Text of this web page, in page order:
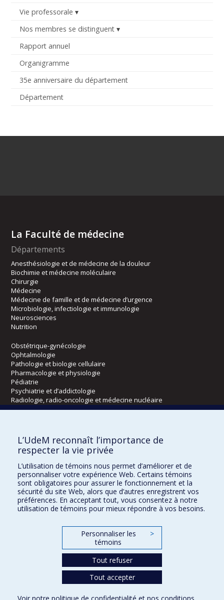
Vie professorale
Nos membres se distinguent
Rapport annuel
Organigramme
35e anniversaire du département
Département
La Faculté de médecine
Départements
Anesthésiologie et de médecine de la douleur
Biochimie et médecine moléculaire
Chirurgie
Médecine
Médecine de famille et de médecine d’urgence
Microbiologie, infectiologie et immunologie
Neurosciences
Nutrition
Obstétrique-gynécologie
Ophtalmologie
Pathologie et biologie cellulaire
Pharmacologie et physiologie
Pédiatrie
Psychiatrie et d’addictologie
Radiologie, radio-oncologie et médecine nucléaire
Kinésiologie et des sciences de l’activité physique
Orthophonie et audiologie
Réadaptation
Directions
DPC
CPASS
L’UdeM reconnaît l’importance de
respecter la vie privée
L’utilisation de témoins nous permet d’améliorer et de
personnaliser votre expérience Web. Certains témoins
sont obligatoires pour assurer le fonctionnement et la
sécurité du site Web, alors que d’autres enregistrent vos
préférences. En acceptant tout, vous consentez à notre
utilisation de témoins pour mieux répondre à vos besoins.
Personnaliser les
témoins
>
Tout refuser
Tout accepter